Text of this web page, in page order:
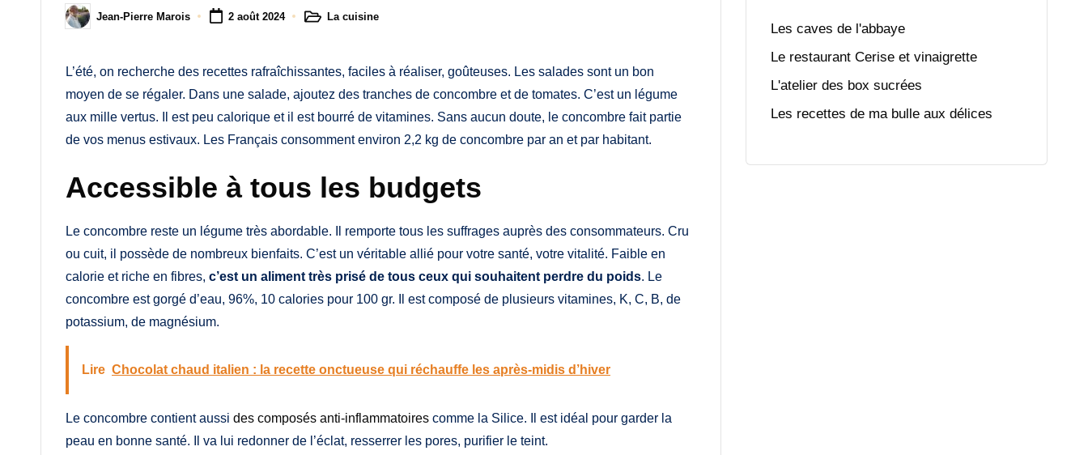
PostedJean-Pierre Marois 2 août 2024
PostedLa cuisine
L’été, on recherche des recettes rafraîchissantes, faciles à réaliser, goûteuses. Les salades sont un bon
moyen de se régaler. Dans une salade, ajoutez des tranches de concombre et de tomates. C’est un légume
aux mille vertus. Il est peu calorique et il est bourré de vitamines. Sans aucun doute, le concombre fait partie
de vos menus estivaux. Les Français consomment environ 2,2 kg de concombre par an et par habitant.
Accessible à tous les budgets
Le concombre reste un légume très abordable. Il remporte tous les suffrages auprès des consommateurs. Cru
ou cuit, il possède de nombreux bienfaits. C’est un véritable allié pour votre santé, votre vitalité. Faible en
calorie et riche en fibres, c’est un aliment très prisé de tous ceux qui souhaitent perdre du poids. Le
concombre est gorgé d’eau, 96%, 10 calories pour 100 gr. Il est composé de plusieurs vitamines, K, C, B, de
potassium, de magnésium.
Lire Chocolat chaud italien : la recette onctueuse qui réchauffe les après-midis d’hiver
Le concombre contient aussi des composés anti-inflammatoires comme la Silice. Il est idéal pour garder la
peau en bonne santé. Il va lui redonner de l’éclat, resserrer les pores, purifier le teint.
Les caves de l'abbaye
Le restaurant Cerise et vinaigrette
L'atelier des box sucrées
Les recettes de ma bulle aux délices